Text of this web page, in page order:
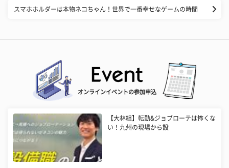
スマホホルダーは本物ネコちゃん！世界で一番幸せなゲームの時間
オンラインイベントの参加申込
【大林組】転勤&ジョブローテは怖くな
い！九州の現場から設